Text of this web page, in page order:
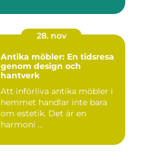
28. nov
Antika möbler: En tidsresa
genom design och
hantverk
Att införliva antika möbler i
hemmet handlar inte bara
om estetik. Det är en
harmoni ...